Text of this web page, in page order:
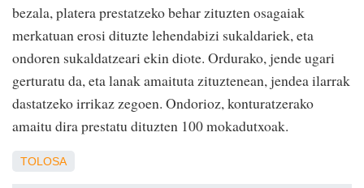
bezala, platera prestatzeko behar zituzten osagaiak
merkatuan erosi dituzte lehendabizi sukaldariek, eta
ondoren sukaldatzeari ekin diote. Ordurako, jende ugari
gerturatu da, eta lanak amaituta zituztenean, jendea ilarrak
dastatzeko irrikaz zegoen. Ondorioz, konturatzerako
amaitu dira prestatu dituzten 100 mokadutxoak.
TOLOSA